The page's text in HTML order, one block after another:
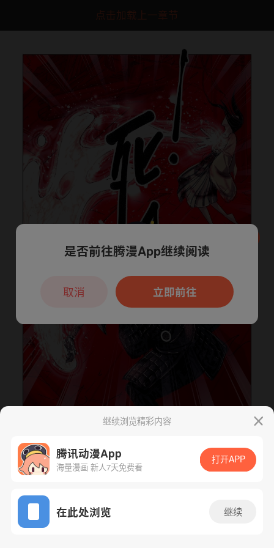
点击加载上一章节
App免费看
下一话 腾漫App免费看
继续浏览精彩内容
腾讯动漫App
海量漫画 新人7天免费看
打开APP
在此处浏览 继续
本章节仅支持App阅读，可打开App新用
户7天免费看
是否前往腾漫App继续阅读
立即前往
取消